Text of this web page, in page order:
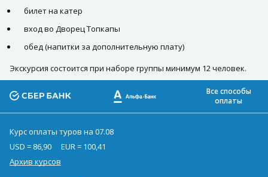
билет на катер
вход во Дворец Топкапы
обед (напитки за дополнительную плату)
Экскурсия состоится при наборе группы минимум 12 человек.
Все способы
оплаты
Курс оплаты туров на 07.08
USD = 86,90
EUR = 100,41
Архив курсов